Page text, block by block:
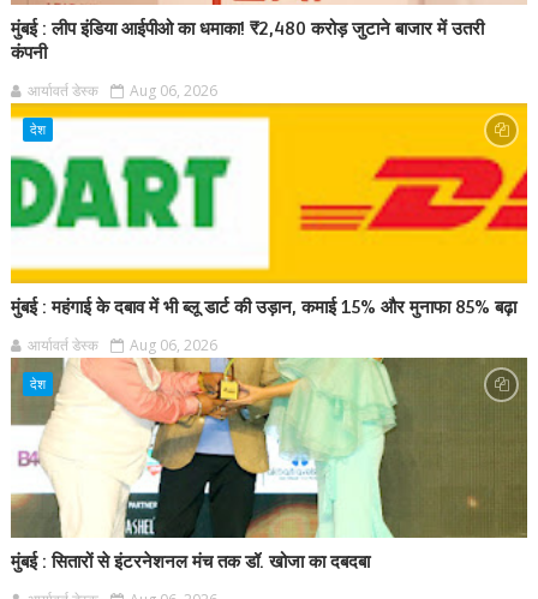
मुंबई : लीप इंडिया आईपीओ का धमाका! ₹2,480 करोड़ जुटाने बाजार में उतरी
कंपनी
आर्यावर्त डेस्क Aug 06, 2026
देश
मुंबई : महंगाई के दबाव में भी ब्लू डार्ट की उड़ान, कमाई 15% और मुनाफा 85% बढ़ा
आर्यावर्त डेस्क Aug 06, 2026
देश
मुंबई : सितारों से इंटरनेशनल मंच तक डॉ. खोजा का दबदबा